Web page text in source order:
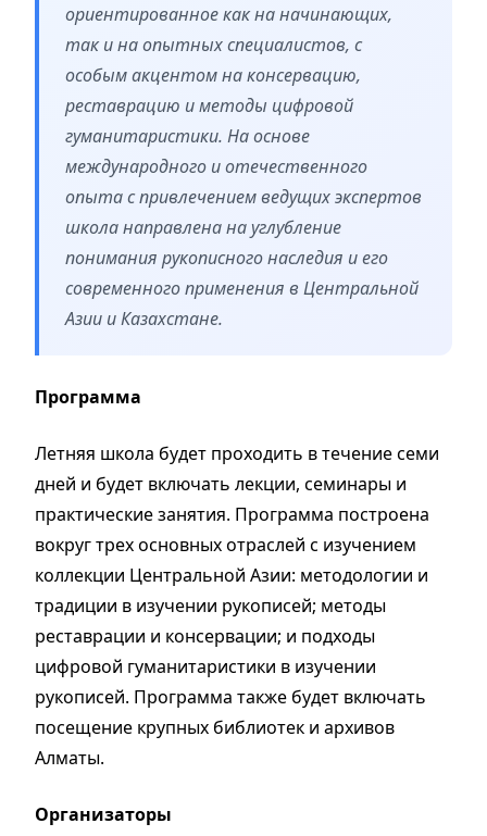
ориентированное как на начинающих,
так и на опытных специалистов, с
особым акцентом на консервацию,
реставрацию и методы цифровой
гуманитаристики. На основе
международного и отечественного
опыта с привлечением ведущих экспертов
школа направлена на углубление
понимания рукописного наследия и его
современного применения в Центральной
Азии и Казахстане.
Программа
Летняя школа будет проходить в течение семи
дней и будет включать лекции, семинары и
практические занятия. Программа построена
вокруг трех основных отраслей с изучением
коллекции Центральной Азии: методологии и
традиции в изучении рукописей; методы
реставрации и консервации; и подходы
цифровой гуманитаристики в изучении
рукописей. Программа также будет включать
посещение крупных библиотек и архивов
Алматы.
Организаторы